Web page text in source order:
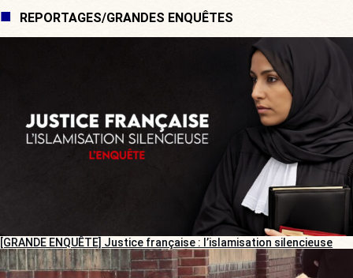
REPORTAGES/GRANDES ENQUÊTES
[GRANDE ENQUÊTE] Justice française : l’islamisation silencieuse